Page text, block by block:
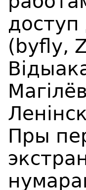
доступ
(byfly,
Пры